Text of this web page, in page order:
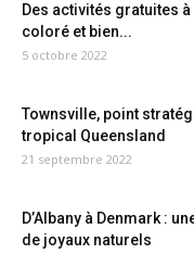
Des activités gratuites
coloré et bien...
5 octobre 2022
Townsville, point
tropical Queensland
21 septembre 2022
D’Albany à Denmark :
de joyaux naturels